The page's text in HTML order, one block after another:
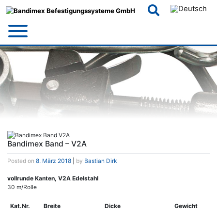
Bandimex Band – V2A
Posted on 8. März 2018 by Bastian Dirk
vollrunde Kanten, V2A Edelstahl
30 m/Rolle
Kat.Nr. Breite Dicke
Gewicht